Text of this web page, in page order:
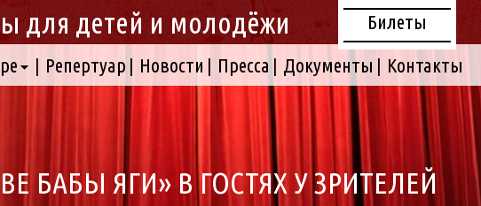
для детей и молодёжи
Билеты
Репертуар Новости Пресса Документы Контакты
БАБЫ ЯГИ» В ГОСТЯХ У ЗРИТЕЛЕЙ